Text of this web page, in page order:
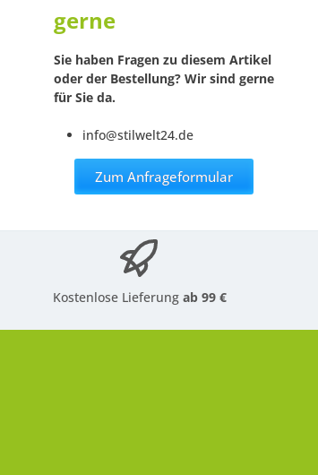
gerne
Sie haben Fragen zu diesem Artikel
oder der Bestellung? Wir sind gerne
für Sie da.
info@stilwelt24.de
Zum Anfrageformular
Kostenlose Lieferungab 99 €